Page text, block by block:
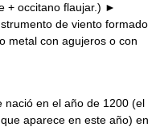
+ occitano flaujar.) ►
de viento formado
metal con agujeros o con
en el año de 1200 (el
aparece en este año) en